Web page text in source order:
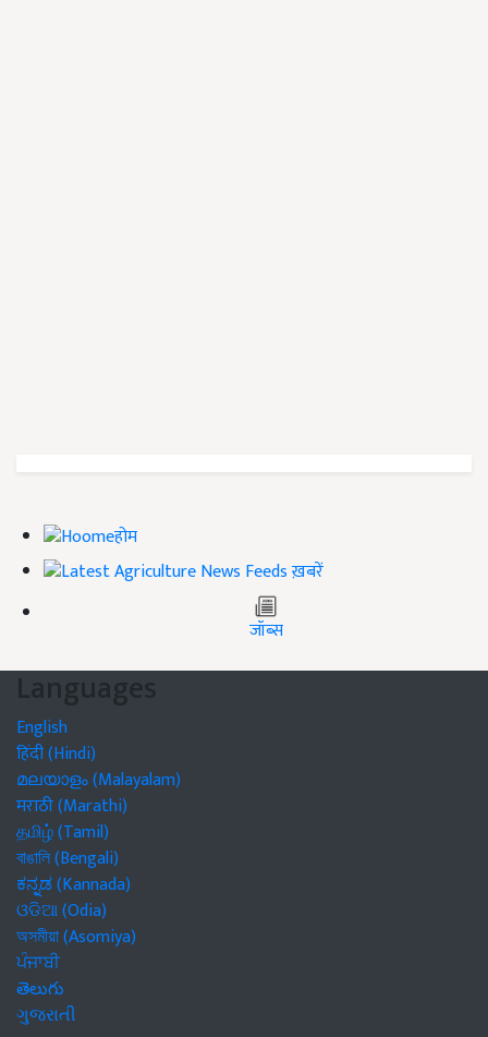
होम
ख़बरें
जॉब्स
Languages
English
हिंदी (Hindi)
മലയാളം (Malayalam)
मराठी (Marathi)
தமிழ் (Tamil)
বাঙালি (Bengali)
ಕನ್ನಡ (Kannada)
ଓଡିଆ (Odia)
অসমীয়া (Asomiya)
ਪੰਜਾਬੀ
తెలుగు
ગુજરાતી